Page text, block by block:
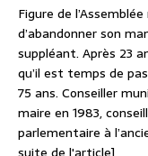
Figure de
d’abandonner son
suppléant. Après 23
qu’il est temps de
75 ans. Conseiller
maire en 1983,
parlementaire à